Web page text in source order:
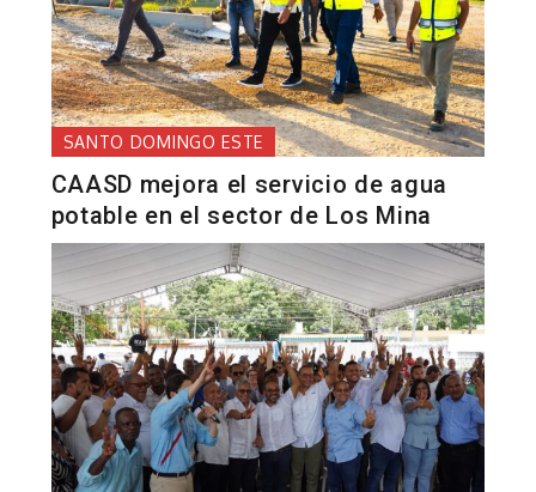
SANTO DOMINGO ESTE
CAASD mejora el servicio de agua
potable en el sector de Los Mina